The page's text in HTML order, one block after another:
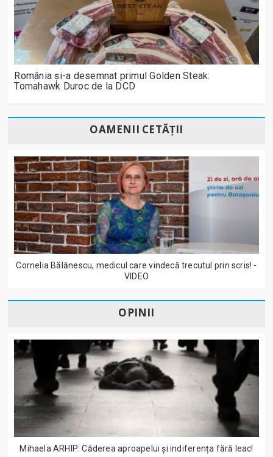
România și-a desemnat primul Golden Steak:
Tomahawk Duroc de la DCD
OAMENII CETĂȚII
Cornelia Bălănescu, medicul care vindecă trecutul prin scris! -
VIDEO
OPINII
Mihaela ARHIP: Căderea aproapelui și indiferența fără leac!